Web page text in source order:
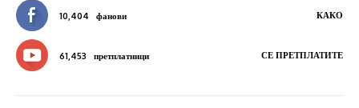
10,404 фанови КАКО
61,453 претплатници СЕ ПРЕТПЛАТИТЕ